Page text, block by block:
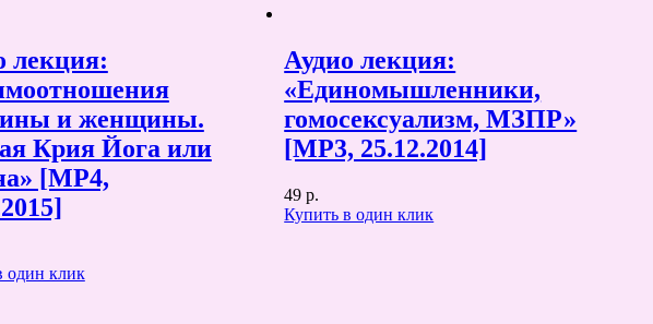
лекция:
и женщины.
Крия Йога или
[MP4,
один клик
Аудио лекция:
«Единомышленники,
гомосексуализм, МЗПР»
[MP3, 25.12.2014]
49 р.
Купить в один клик